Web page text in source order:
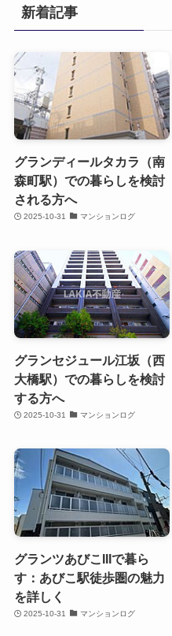
新着記事
グランディールタカラ（南
森町駅）での暮らしを検討
される方へ
2025-10-31 マンションログ
グランセジュール江坂（西
大橋駅）での暮らしを検討
する方へ
2025-10-31 マンションログ
グランツあびこIIIで暮ら
す：あびこ駅徒歩圏の魅力
を詳しく
2025-10-31 マンションログ